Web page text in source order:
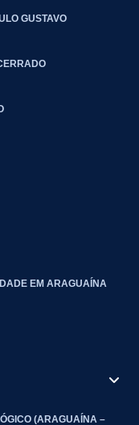
GUSTAVO
EM ARAGUAÍNA
(ARAGUAÍNA –